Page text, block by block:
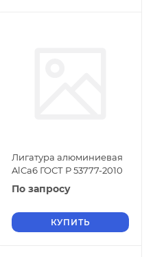
Лигатура алюминиевая
AlCa6 ГОСТ Р 53777-2010
По запросу
КУПИТЬ